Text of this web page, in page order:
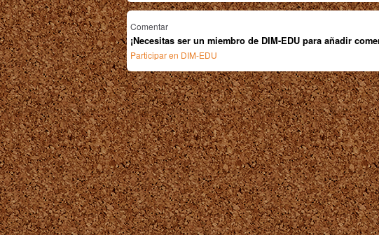
Comentar
¡Necesitas ser un miembro de DIM-EDU para añadir
Participar en DIM-EDU